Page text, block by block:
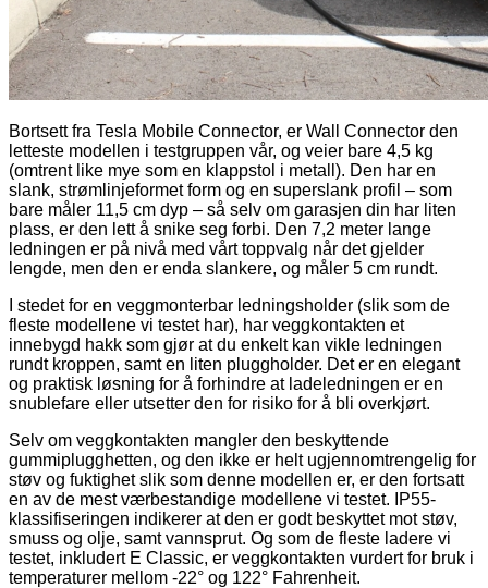
Bortsett fra Tesla Mobile Connector, er Wall Connector den
letteste modellen i testgruppen vår, og veier bare 4,5 kg
(omtrent like mye som en klappstol i metall). Den har en
slank, strømlinjeformet form og en superslank profil – som
bare måler 11,5 cm dyp – så selv om garasjen din har liten
plass, er den lett å snike seg forbi. Den 7,2 meter lange
ledningen er på nivå med vårt toppvalg når det gjelder
lengde, men den er enda slankere, og måler 5 cm rundt.
I stedet for en veggmonterbar ledningsholder (slik som de
fleste modellene vi testet har), har veggkontakten et
innebygd hakk som gjør at du enkelt kan vikle ledningen
rundt kroppen, samt en liten pluggholder. Det er en elegant
og praktisk løsning for å forhindre at ladeledningen er en
snublefare eller utsetter den for risiko for å bli overkjørt.
Selv om veggkontakten mangler den beskyttende
gummiplugghetten, og den ikke er helt ugjennomtrengelig for
støv og fuktighet slik som denne modellen er, er den fortsatt
en av de mest værbestandige modellene vi testet. IP55-
klassifiseringen indikerer at den er godt beskyttet mot støv,
smuss og olje, samt vannsprut. Og som de fleste ladere vi
testet, inkludert E Classic, er veggkontakten vurdert for bruk i
temperaturer mellom -22° og 122° Fahrenheit.